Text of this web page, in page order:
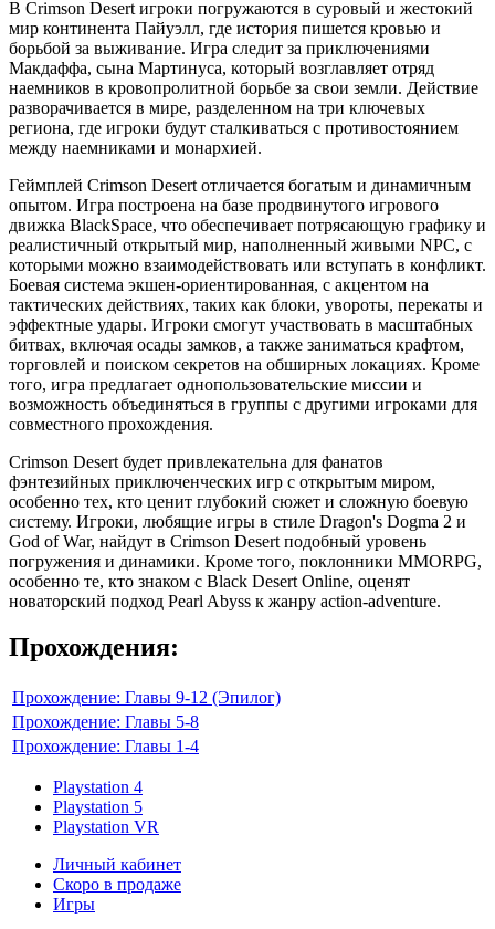
В Crimson Desert игроки погружаются в суровый и жестокий
мир континента Пайуэлл, где история пишется кровью и
борьбой за выживание. Игра следит за приключениями
Макдаффа, сына Мартинуса, который возглавляет отряд
наемников в кровопролитной борьбе за свои земли. Действие
разворачивается в мире, разделенном на три ключевых
региона, где игроки будут сталкиваться с противостоянием
между наемниками и монархией.
Геймплей Crimson Desert отличается богатым и динамичным
опытом. Игра построена на базе продвинутого игрового
движка BlackSpace, что обеспечивает потрясающую графику и
реалистичный открытый мир, наполненный живыми NPC, с
которыми можно взаимодействовать или вступать в конфликт.
Боевая система экшен-ориентированная, с акцентом на
тактических действиях, таких как блоки, увороты, перекаты и
эффектные удары. Игроки смогут участвовать в масштабных
битвах, включая осады замков, а также заниматься крафтом,
торговлей и поиском секретов на обширных локациях. Кроме
того, игра предлагает однопользовательские миссии и
возможность объединяться в группы с другими игроками для
совместного прохождения.
Crimson Desert будет привлекательна для фанатов
фэнтезийных приключенческих игр с открытым миром,
особенно тех, кто ценит глубокий сюжет и сложную боевую
систему. Игроки, любящие игры в стиле Dragon's Dogma 2 и
God of War, найдут в Crimson Desert подобный уровень
погружения и динамики. Кроме того, поклонники MMORPG,
особенно те, кто знаком с Black Desert Online, оценят
новаторский подход Pearl Abyss к жанру action-adventure.
Прохождения:
Прохождение: Главы 9-12 (Эпилог)
Прохождение: Главы 5-8
Прохождение: Главы 1-4
Playstation 4
Playstation 5
Playstation VR
Личный кабинет
Скоро в продаже
Игры